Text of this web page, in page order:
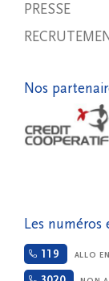
PRESSE
Nos
Les numéros
119 ALLO